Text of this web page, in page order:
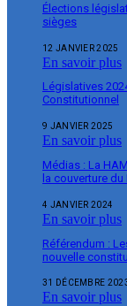
Élections
sièges
12 JANVIER 2025
En savoir plus
Législatives
Constitutionnel
9 JANVIER 2025
En savoir plus
Médias : La
la couverture
4 JANVIER 2024
En savoir plus
Référendum :
nouvelle
31 DÉCEMBRE
En savoir plus